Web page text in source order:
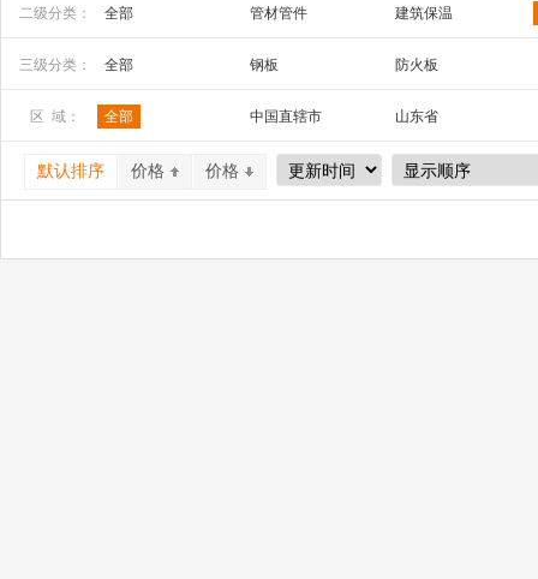
安全防护 五金工具
家装建材 机床 机械及行业设备
二级分类： 全部 管材管件 建筑保温
三级分类： 全部 钢板
防火板
镀锌带钢
区 域： 全部 中国直辖市
山东省
广西
辽宁省
吉林省
宁夏
四川省 贵州省
默认排序 价格 价格